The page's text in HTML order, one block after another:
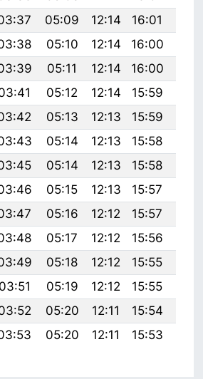
05:09 12:14 16:01
05:10 12:14 16:00
05:11 12:14 16:00
05:12 12:14 15:59
05:13 12:13 15:59
05:14 12:13 15:58
05:14 12:13 15:58
05:15 12:13 15:57
05:16 12:12 15:57
05:17 12:12 15:56
05:18 12:12 15:55
03:51 05:19 12:12 15:55
05:20 12:11 15:54
05:20 12:11 15:53